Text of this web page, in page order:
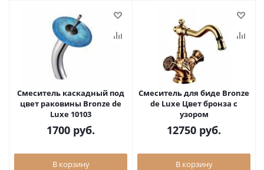
Смеситель каскадный под
цвет раковины Bronze de
Luxe 10103
1700 руб.
В корзину
Смеситель для биде Bronze
de Luxe Цвет бронза с
узором
12750 руб.
В корзину